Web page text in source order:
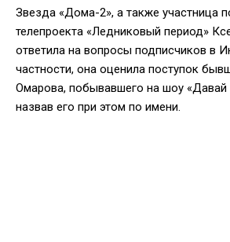
Звезда «Дома-2», а также участница
телепроекта «Ледниковый период»
ответила на вопросы подписчиков в
частности, она оценила поступок
Омарова, побывавшего на шоу «Давай
назвав его при этом по имени.